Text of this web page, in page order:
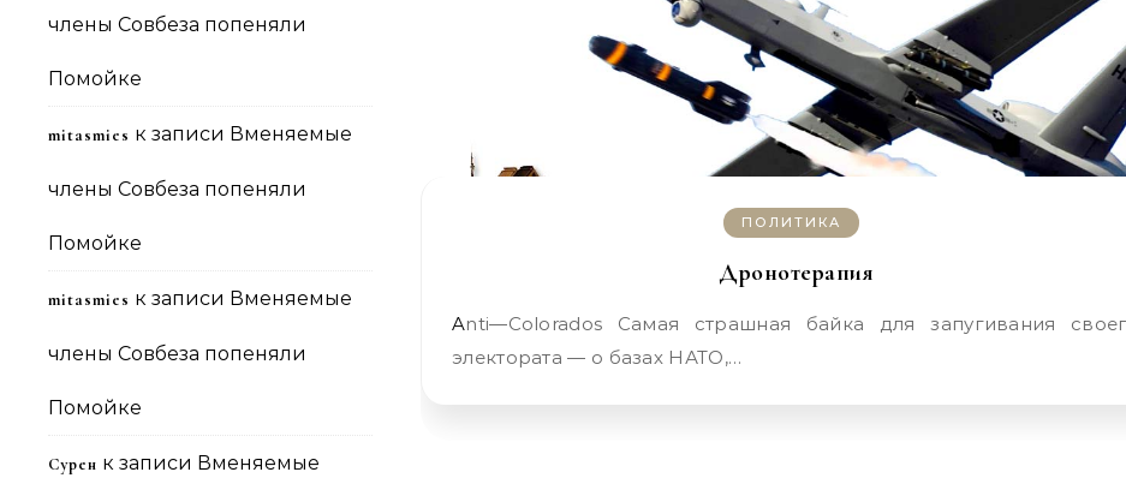
члены Совбеза попеняли
Помойке
mitasmies к записи Вменяемые
члены Совбеза попеняли
Помойке
mitasmies к записи Вменяемые
члены Совбеза попеняли
Помойке
Сурен к записи Вменяемые
ПОЛИТИКА
Дронотерапия
Anti—Colorados Самая страшная байка для запугивания своего
электората — о базах НАТО,…